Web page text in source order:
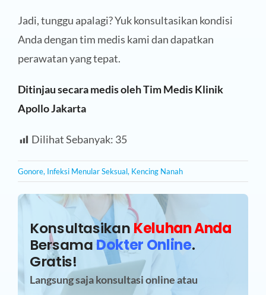
Jadi, tunggu apalagi? Yuk konsultasikan kondisi
Anda dengan tim medis kami dan dapatkan
perawatan yang tepat.
Ditinjau secara medis oleh Tim Medis Klinik
Apollo Jakarta
Dilihat Sebanyak: 35
Gonore, Infeksi Menular Seksual, Kencing Nanah
Konsultasikan Keluhan Anda
BersamaDokter Online.
Gratis!
Langsung saja konsultasi online atau